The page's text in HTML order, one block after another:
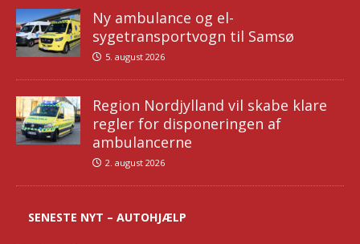
Ny ambulance og el-
sygetransportvogn til Samsø
5. august 2026
Region Nordjylland vil skabe klare
regler for disponeringen af
ambulancerne
2. august 2026
SENESTE NYT – AUTOHJÆLP